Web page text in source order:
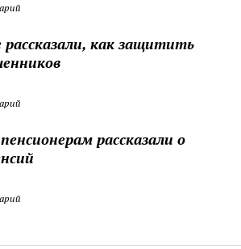
рассказали, как защитить
рассказали о